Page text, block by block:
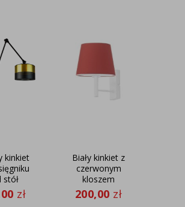
kinkiet
stół
zł
Biały kinkiet z
czerwonym
kloszem
IZMIR
200,00 zł